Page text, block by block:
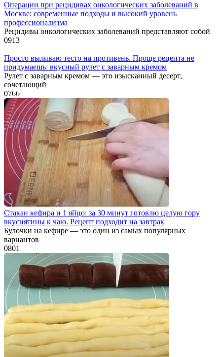
Операции при рецидивах онкологических заболеваний в
Москве: современные подходы и высокий уровень
профессионализма
Рецидивы онкологических заболеваний представляют собой
0913
Просто выливаю тесто на противень. Проще рецепта не
придумаешь: вкусный рулет с заварным кремом
Рулет с заварным кремом — это изысканный десерт,
сочетающий
0766
Стакан кефира и 1 яйцо: за 30 минут готовлю целую гору
вкуснятины к чаю. Рецепт подходит на завтрак
Булочки на кефире — это один из самых популярных
вариантов
0801